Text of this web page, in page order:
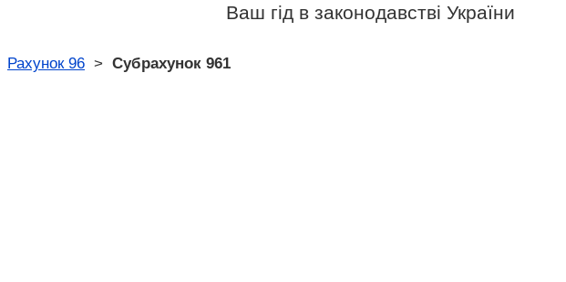
Ваш гід в законодавстві України
Рахунок 96 > Субрахунок 961